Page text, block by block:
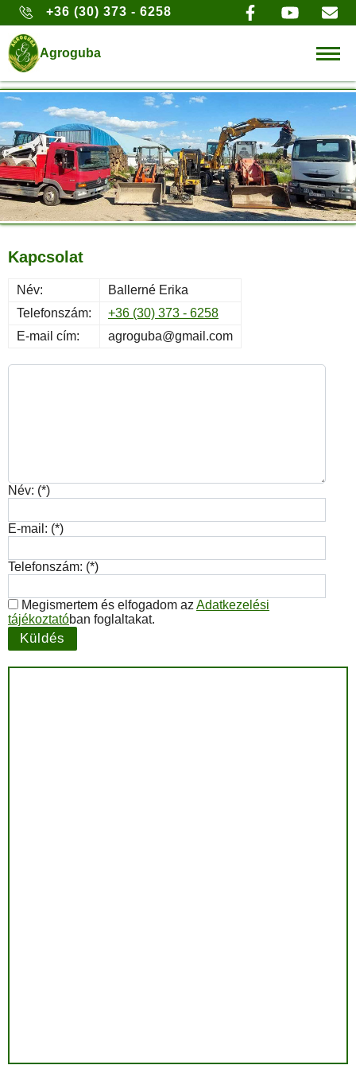
+36 (30) 373 - 6258
Agroguba
Kapcsolat
Név:
Ballerné Erika
Telefonszám:
+36 (30) 373 - 6258
E-mail cím:
agroguba@gmail.com
Név: (*)
E-mail: (*)
Telefonszám: (*)
Megismertem és elfogadom az Adatkezelési
tájékoztatóban foglaltakat.
Küldés